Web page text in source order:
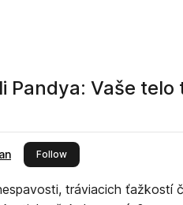
Pandya: Vaše telo
Followthis publisher
tráviacich ťažkostí